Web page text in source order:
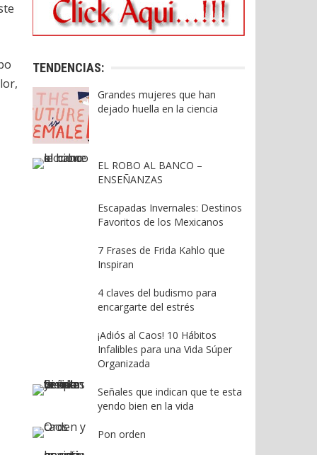
TENDENCIAS:
Grandes mujeres que han
dejado huella en la ciencia
EL ROBO AL BANCO –
ENSEÑANZAS
Escapadas Invernales: Destinos
Favoritos de los Mexicanos
7 Frases de Frida Kahlo que
Inspiran
4 claves del budismo para
encargarte del estrés
¡Adiós al Caos! 10 Hábitos
Infalibles para una Vida Súper
Organizada
Señales que indican que te esta
yendo bien en la vida
Pon orden